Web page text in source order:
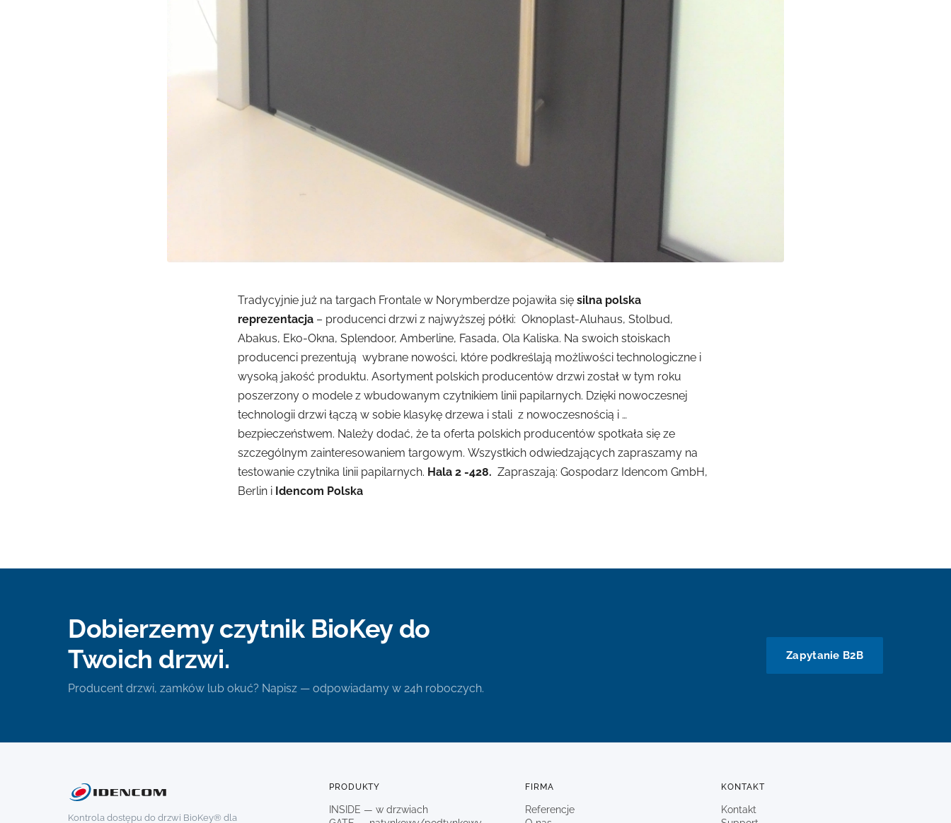
Tradycyjnie już na targach Frontale w Norymberdze pojawiła się silna polska
reprezentacja – producenci drzwi z najwyższej półki: Oknoplast-Aluhaus, Stolbud,
Abakus, Eko-Okna, Splendoor, Amberline, Fasada, Ola Kaliska. Na swoich stoiskach
producenci prezentują wybrane nowości, które podkreślają możliwości technologiczne i
wysoką jakość produktu. Asortyment polskich producentów drzwi został w tym roku
poszerzony o modele z wbudowanym czytnikiem linii papilarnych. Dzięki nowoczesnej
technologii drzwi łączą w sobie klasykę drzewa i stali z nowoczesnością i …
bezpieczeństwem. Należy dodać, że ta oferta polskich producentów spotkała się ze
szczególnym zainteresowaniem targowym. Wszystkich odwiedzających zapraszamy na
testowanie czytnika linii papilarnych. Hala 2 -428. Zapraszają: Gospodarz Idencom GmbH,
Berlin i Idencom Polska
Dobierzemy czytnik BioKey do
Twoich drzwi.
Producent drzwi, zamków lub okuć? Napisz — odpowiadamy w 24h roboczych.
Zapytanie B2B
Kontrola dostępu do drzwi BioKey® dla
PRODUKTY
INSIDE — w drzwiach
FIRMA
Referencje
KONTAKT
Kontakt